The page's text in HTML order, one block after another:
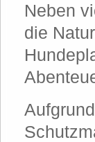
Neben
die